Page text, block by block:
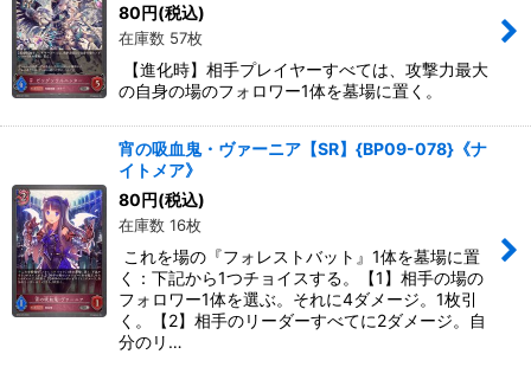
80円(税込)
在庫数 57枚
【進化時】相手プレイヤーすべては、攻撃力最大
の自身の場のフォロワー1体を墓場に置く。
宵の吸血鬼・ヴァーニア【SR】{BP09-078}《ナ
イトメア》
80円(税込)
在庫数 16枚
これを場の『フォレストバット』1体を墓場に置
く：下記から1つチョイスする。【1】相手の場の
フォロワー1体を選ぶ。それに4ダメージ。1枚引
く。【2】相手のリーダーすべてに2ダメージ。自
分のリ…